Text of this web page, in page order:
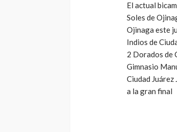
El actual
Soles de
Ojinaga este
Indios de
2 Dorados de
Gimnasio
Ciudad Juárez
a la gran final